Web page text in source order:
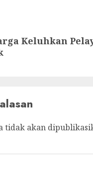
Keluhkan
tidak akan